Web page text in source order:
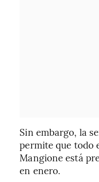
Sin embargo, la
permite que todo
Mangione está
en enero.